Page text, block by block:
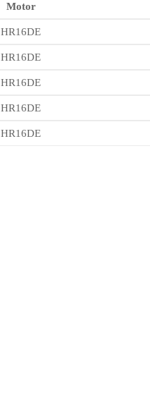
Motor
HR16DE
HR16DE
HR16DE
HR16DE
HR16DE